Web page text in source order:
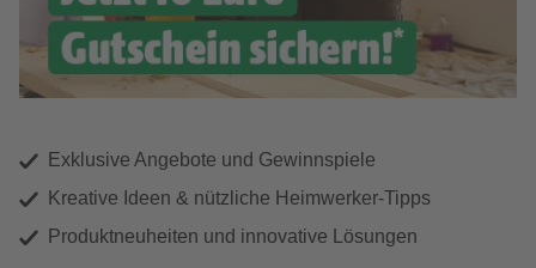
Exklusive Angebote und Gewinnspiele
Kreative Ideen & nützliche Heimwerker-Tipps
Produktneuheiten und innovative Lösungen